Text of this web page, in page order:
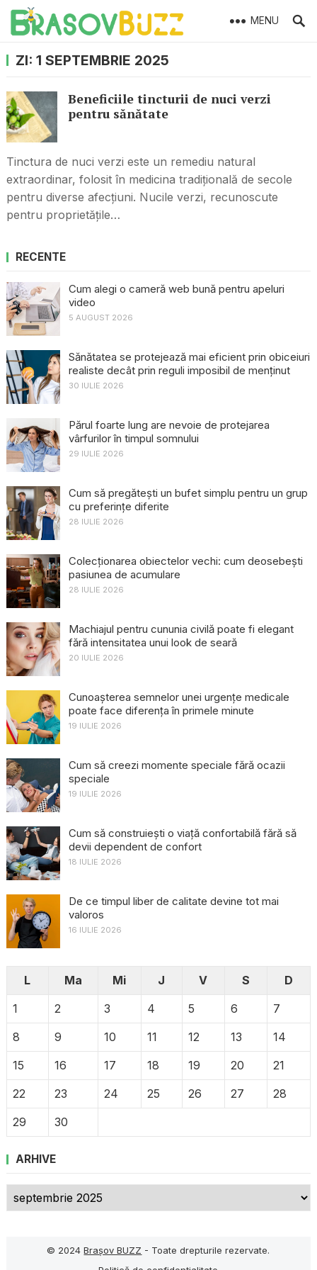
MENU
ZI: 1 SEPTEMBRIE 2025
Beneficiile tincturii de nuci verzi
pentru sănătate
Tinctura de nuci verzi este un remediu natural
extraordinar, folosit în medicina tradițională de secole
pentru diverse afecțiuni. Nucile verzi, recunoscute
pentru proprietățile…
RECENTE
Cum alegi o cameră web bună pentru apeluri
video
5 AUGUST 2026
Sănătatea se protejează mai eficient prin obiceiuri
realiste decât prin reguli imposibil de menținut
30 IULIE 2026
Părul foarte lung are nevoie de protejarea
vârfurilor în timpul somnului
29 IULIE 2026
Cum să pregătești un bufet simplu pentru un grup
cu preferințe diferite
28 IULIE 2026
Colecționarea obiectelor vechi: cum deosebești
pasiunea de acumulare
28 IULIE 2026
Machiajul pentru cununia civilă poate fi elegant
fără intensitatea unui look de seară
20 IULIE 2026
Cunoașterea semnelor unei urgențe medicale
poate face diferența în primele minute
19 IULIE 2026
Cum să creezi momente speciale fără ocazii
speciale
19 IULIE 2026
Cum să construiești o viață confortabilă fără să
devii dependent de confort
18 IULIE 2026
De ce timpul liber de calitate devine tot mai
valoros
16 IULIE 2026
L Ma Mi J V S
D
1
2 3 4 5 6
7
8
9 10 11 12 13
14
15
16 17 18 19 20
21
22
23 24 25 26 27
28
29
30
ARHIVE
Arhive
© 2024Brașov BUZZ - Toate drepturile rezervate.